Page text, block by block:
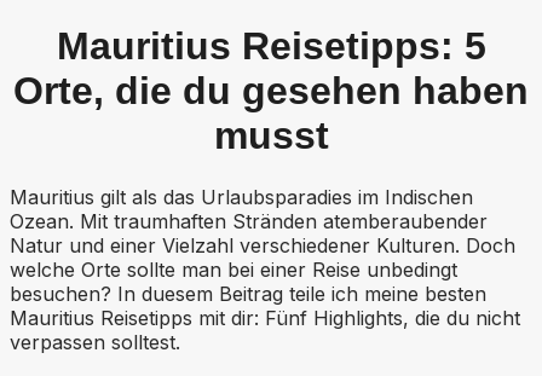
Mauritius Reisetipps: 5
Orte, die du gesehen haben
musst
Mauritius gilt als das Urlaubsparadies im Indischen
Ozean. Mit traumhaften Stränden atemberaubender
Natur und einer Vielzahl verschiedener Kulturen. Doch
welche Orte sollte man bei einer Reise unbedingt
besuchen? In duesem Beitrag teile ich meine besten
Mauritius Reisetipps mit dir: Fünf Highlights, die du nicht
verpassen solltest.